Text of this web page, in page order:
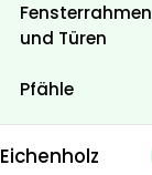
Fensterrahmen
und Türen
Pfähle
Eichenholz